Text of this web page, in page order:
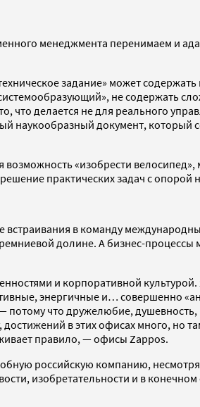
менеджмента перенимаем и
задание» может
не содержать
что делается не для реального
документ, который
«изобрести велосипед»,
практических задач с опорой
в команду
долине. А бизнес-процессы
и корпоративной
энергичные и… совершенно
потому что дружелюбие,
в этих офисах много, но
правило, — офисы Zappos.
российскую компанию,
изобретательности и в